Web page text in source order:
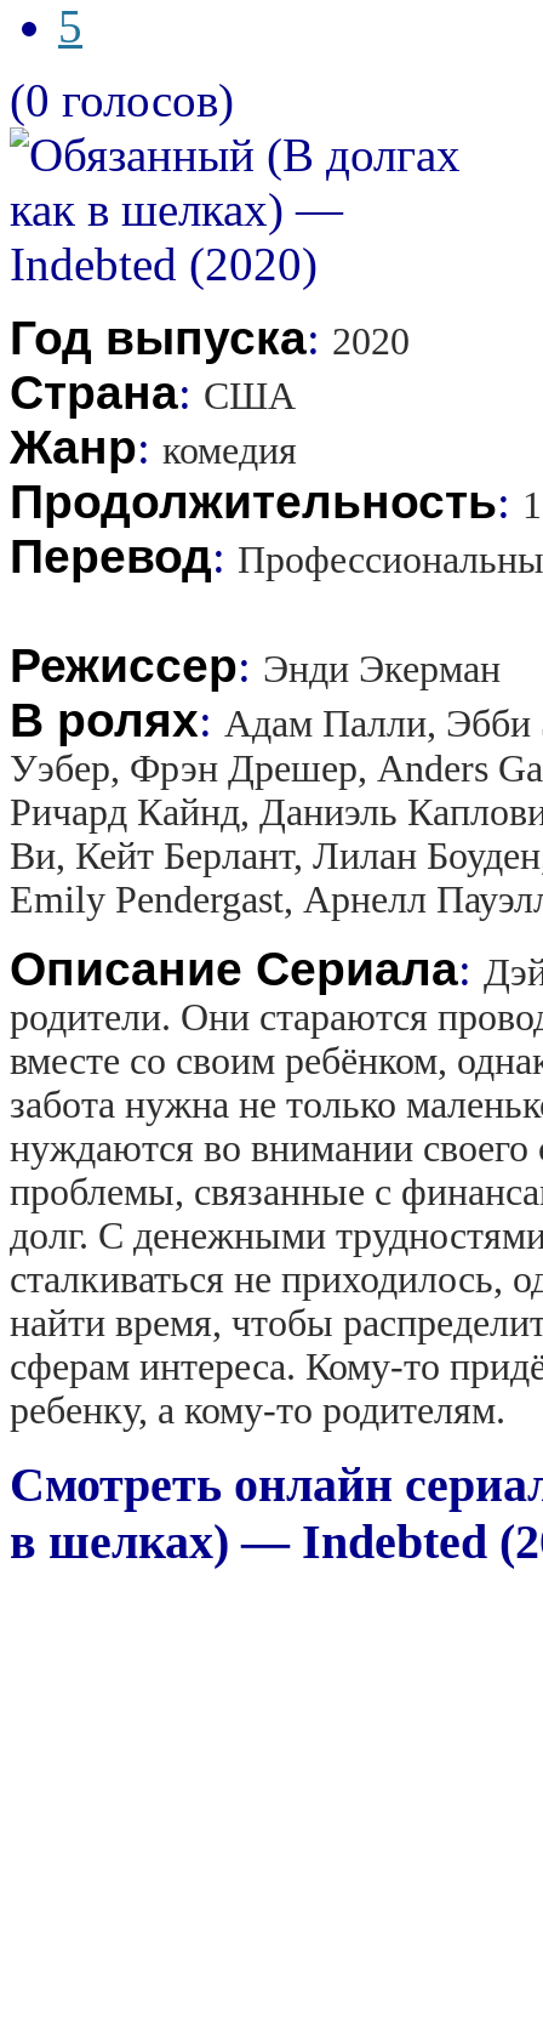
5
(0 голосов)
Год выпуска: 2020
Страна: США
Жанр: комедия
Продолжительность:
Перевод:
Режиссер: Энди Экерман
В ролях: Адам Палли, Эбби
Уэбер, Фрэн Дрешер, Anders
Ричард Кайнд, Даниэль
Ви, Кейт Берлант, Лилан
Emily Pendergast, Арнелл
Описание Сериала:
родители. Они стараются
вместе со своим ребёнком,
забота нужна не только
нуждаются во внимании
проблемы, связанные с
долг. С денежными
сталкиваться не приходилось,
найти время, чтобы
сферам интереса. Кому-то
ребенку, а кому-то родителям.
Смотреть онлайн
в шелках) — Indebted